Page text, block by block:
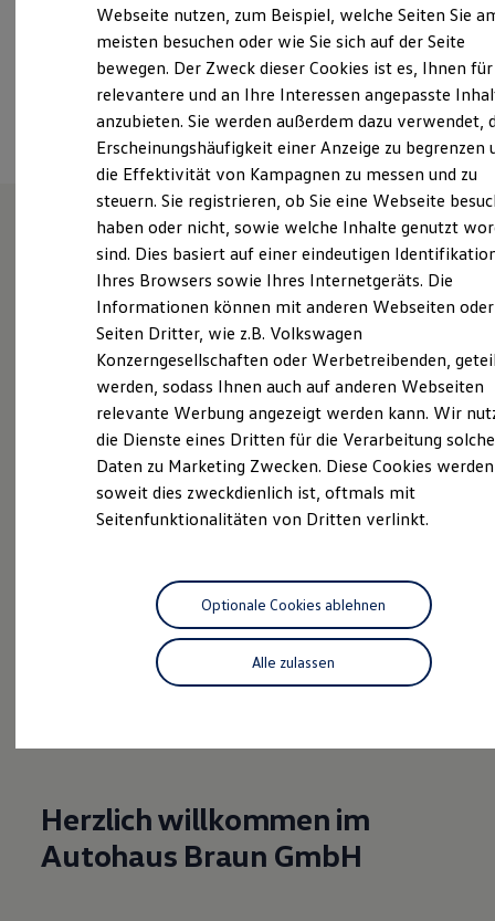
Laden
Laden unterwegs
Laden Zuhause
Ladestationen finden
Ladezeitensimulator
Batterie
Sicherheit
Garantie und Lebensdauer
Nachhaltigkeit
Technologie
Kosten und Kauf
Verbrauchskosten
Kaufoptionen
E-Auto-Förderung
Software und Konnektivität
ID. Software Versionen und Updates
Digitale Extras
Schnittstellen zu Ihrem ID.
Hybridautos
Marke und Erlebnis
Volkswagen R und R Experience
R-Modelle
Driving Experience
Volkswagen entdecken
Lifestyle Shop
T-Roc Kollektion
Golf Kollektion
ID. Kollektion
Volkswagen Kollektion
R-Kollektion
Software Updates
Inspektion und HU/AU
Ansprechpartner
Wie können wir
Ihnen weiterhelfen?
Probefahrt vereinbaren
Serviceanfrage stellen
Herzlich willkommen im
Autohaus Braun GmbH
Webseite nutzen, zum Beispiel, welche Seiten Sie
meisten besuchen oder wie Sie sich auf der Seite
bewegen. Der Zweck dieser Cookies ist es, Ihnen für
relevantere und an Ihre Interessen angepasste
anzubieten. Sie werden außerdem dazu verwendet,
Erscheinungshäufigkeit einer Anzeige zu begrenzen
die Effektivität von Kampagnen zu messen und zu
steuern. Sie registrieren, ob Sie eine Webseite
haben oder nicht, sowie welche Inhalte genutzt
sind. Dies basiert auf einer eindeutigen
Ihres Browsers sowie Ihres Internetgeräts. Die
Informationen können mit anderen Webseiten oder
Seiten Dritter, wie z.B. Volkswagen
Konzerngesellschaften oder Werbetreibenden,
werden, sodass Ihnen auch auf anderen Webseiten
relevante Werbung angezeigt werden kann. Wir
die Dienste eines Dritten für die Verarbeitung
Daten zu Marketing Zwecken. Diese Cookies
soweit dies zweckdienlich ist, oftmals mit
Seitenfunktionalitäten von Dritten verlinkt.
Alle zulassen
Optionale Cookies ablehnen